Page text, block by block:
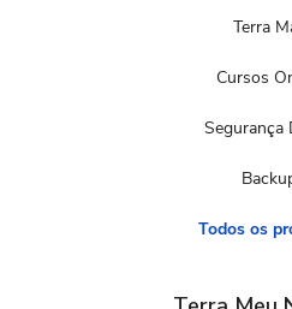
Terra
Cursos
Segurança
Todos os